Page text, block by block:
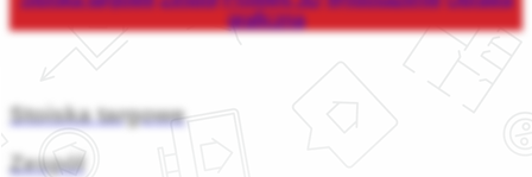
graficzna
Stoiska targowe
Zespół